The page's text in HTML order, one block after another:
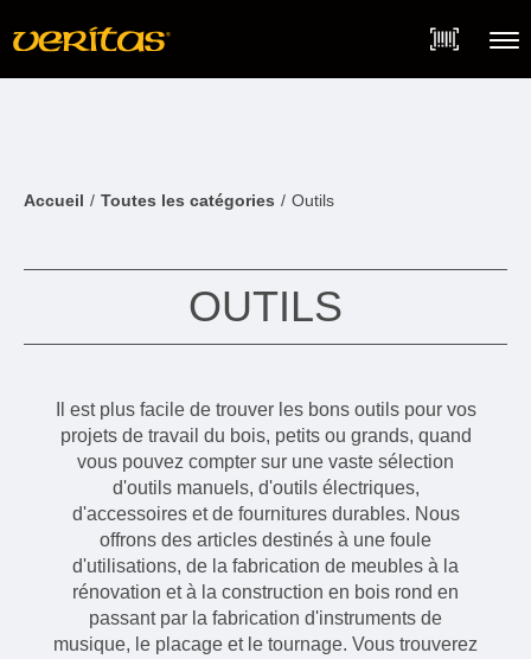
content
Accueil Toutes les catégories Outils
OUTILS
Il est plus facile de trouver les bons outils pour vos
projets de travail du bois, petits ou grands, quand
vous pouvez compter sur une vaste sélection
d'outils manuels, d'outils électriques,
d'accessoires et de fournitures durables. Nous
offrons des articles destinés à une foule
d'utilisations, de la fabrication de meubles à la
rénovation et à la construction en bois rond en
passant par la fabrication d'instruments de
musique, le placage et le tournage. Vous trouverez